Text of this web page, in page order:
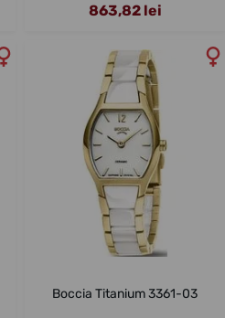
863,82 lei
Boccia Titanium 3361-03